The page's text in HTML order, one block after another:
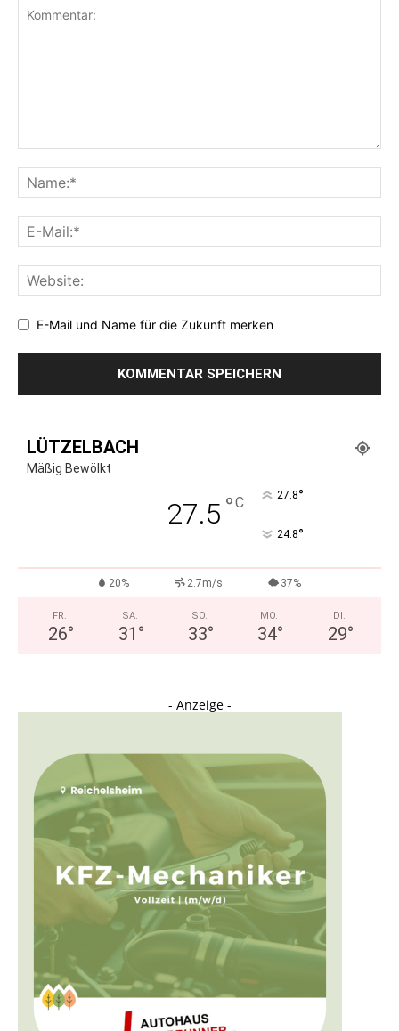
E-Mail und Name für die Zukunft merken
LÜTZELBACH
Mäßig Bewölkt
27.5 °C 27.8°
24.8°
20% 2.7m/s 37%
FR.
26°
SA.
31 °
SO.
33°
MO.
34°
DI.
29°
- Anzeige -